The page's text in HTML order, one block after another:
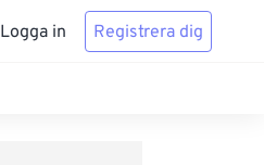
Logga in Registrera dig